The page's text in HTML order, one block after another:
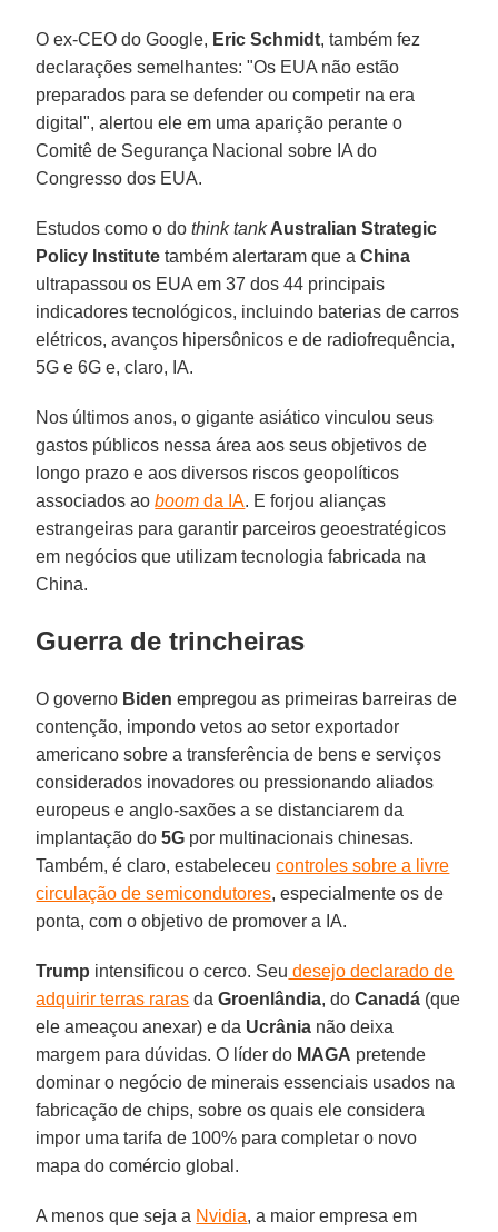
O ex-CEO do Google, Eric Schmidt, também fez
declarações semelhantes: "Os EUA não estão
preparados para se defender ou competir na era
digital", alertou ele em uma aparição perante o
Comitê de Segurança Nacional sobre IA do
Congresso dos EUA.
Estudos como o do think tankAustralian Strategic
Policy Institute também alertaram que aChina
ultrapassou os EUA em 37 dos 44 principais
indicadores tecnológicos, incluindo baterias de carros
elétricos, avanços hipersônicos e de radiofrequência,
5G e 6G e, claro, IA.
Nos últimos anos, o gigante asiático vinculou seus
gastos públicos nessa área aos seus objetivos de
longo prazo e aos diversos riscos geopolíticos
associados aoboom da IA. E forjou alianças
estrangeiras para garantir parceiros geoestratégicos
em negócios que utilizam tecnologia fabricada na
China.
Guerra de trincheiras
O governo Biden empregou as primeiras barreiras de
contenção, impondo vetos ao setor exportador
americano sobre a transferência de bens e serviços
considerados inovadores ou pressionando aliados
europeus e anglo-saxões a se distanciarem da
implantação do5G por multinacionais chinesas.
Também, é claro, estabeleceucontroles sobre a livre
circulação de semicondutores, especialmente os de
ponta, com o objetivo de promover a IA.
Trump intensificou o cerco. Seu desejo declarado de
adquirir terras raras daGroenlândia, doCanadá (que
ele ameaçou anexar) e da Ucrânia não deixa
margem para dúvidas. O líder do MAGA pretende
dominar o negócio de minerais essenciais usados na
fabricação de chips, sobre os quais ele considera
impor uma tarifa de 100% para completar o novo
mapa do comércio global.
A menos que seja a Nvidia, a maior empresa em